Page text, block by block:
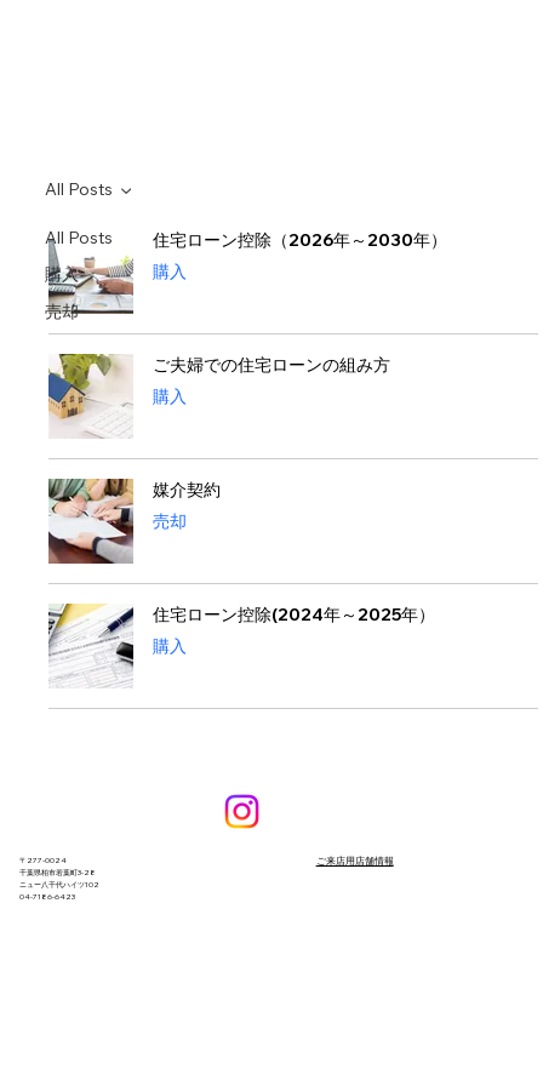
All Posts
購入
売却
All Posts
住宅ローン控除（2026年～2030年）
購入
ご夫婦での住宅ローンの組み方
購入
媒介契約
売却
住宅ローン控除(2024年～2025年）
購入
〒277-0024
​千葉県柏市若葉町3-28
ニュー八千代ハイツ102
04-7186-6423
​ご来店用店舗情報